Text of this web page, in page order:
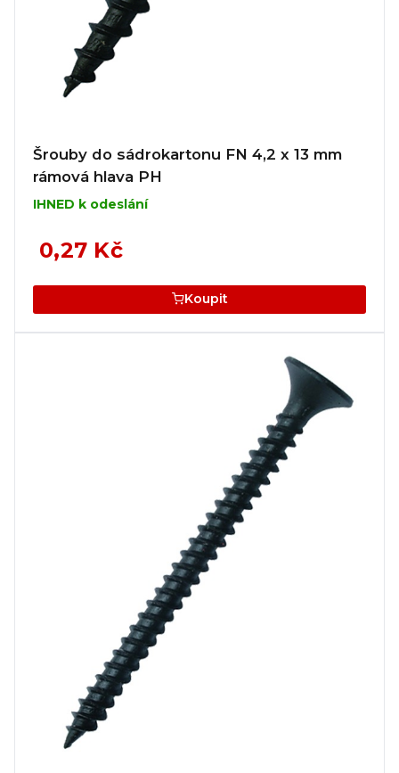
Šrouby do sádrokartonu FN 4,2 x 13 mm
rámová hlava PH
IHNED k odeslání
0,27 Kč
Koupit